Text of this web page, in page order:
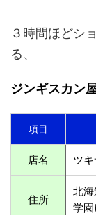
３時間ほどシ
る、
ジンギスカン
項目
店名 ツ
住所
北
学